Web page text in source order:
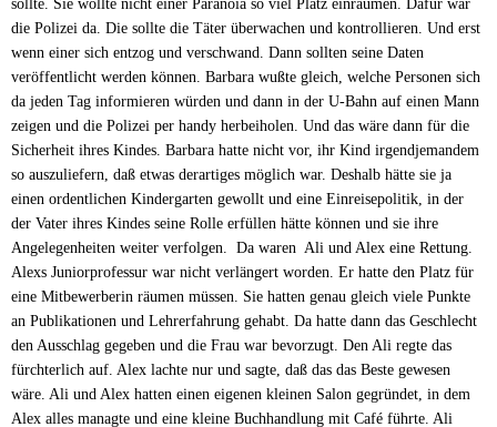
sollte. Sie wollte nicht einer Paranoia so viel Platz einräumen. Dafür war
die Polizei da. Die sollte die Täter überwachen und kontrollieren. Und erst
wenn einer sich entzog und verschwand. Dann sollten seine Daten
veröffentlicht werden können. Barbara wußte gleich, welche Personen sich
da jeden Tag informieren würden und dann in der U-Bahn auf einen Mann
zeigen und die Polizei per handy herbeiholen. Und das wäre dann für die
Sicherheit ihres Kindes. Barbara hatte nicht vor, ihr Kind irgendjemandem
so auszuliefern, daß etwas derartiges möglich war. Deshalb hätte sie ja
einen ordentlichen Kindergarten gewollt und eine Einreisepolitik, in der
der Vater ihres Kindes seine Rolle erfüllen hätte können und sie ihre
Angelegenheiten weiter verfolgen. Da waren Ali und Alex eine Rettung.
Alexs Juniorprofessur war nicht verlängert worden. Er hatte den Platz für
eine Mitbewerberin räumen müssen. Sie hatten genau gleich viele Punkte
an Publikationen und Lehrerfahrung gehabt. Da hatte dann das Geschlecht
den Ausschlag gegeben und die Frau war bevorzugt. Den Ali regte das
fürchterlich auf. Alex lachte nur und sagte, daß das das Beste gewesen
wäre. Ali und Alex hatten einen eigenen kleinen Salon gegründet, in dem
Alex alles managte und eine kleine Buchhandlung mit Café führte. Ali